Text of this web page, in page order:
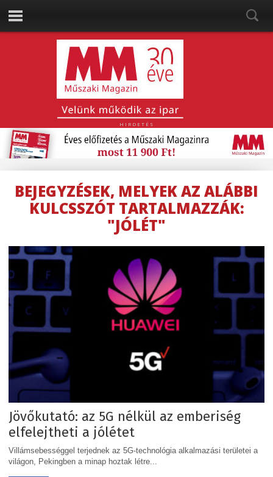
HIRDETÉS
BEJEGYZÉSEK, MELYEK AZ ALÁBBI
KULCSSZÓT TARTALMAZZÁK:
"JÓLÉT"
Jövőkutató: az 5G nélkül az emberiség
elfelejtheti a jólétet
Villámsebességgel terjednek az 5G-technológia alkalmazási területei a
világon, Pekingben a minap hoztak létre...